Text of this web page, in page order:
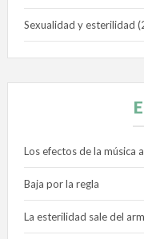
Sexualidad y esterilidad
Los efectos de la música
Baja por la regla
La esterilidad sale del